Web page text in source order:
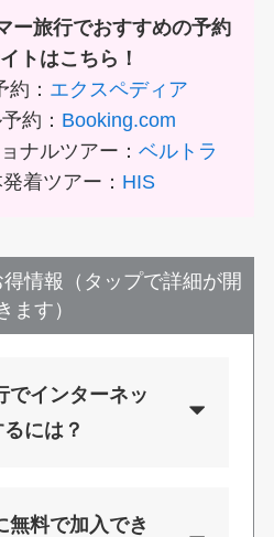
旅行でおすすめの予約
トはこちら！
： エクスペディア
約： Booking.com
ナルツアー：ベルトラ
着ツアー： HIS
情報（タップで詳細が開
ます）
インターネッ
には？
料で加入でき